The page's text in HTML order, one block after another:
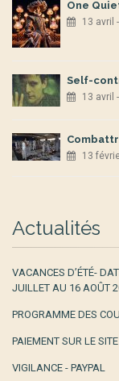
One
13 avril
Self-
13 avril
13
Actualités
VACANCES D’ÉTÉ-
JUILLET AU 16 AOÛT
PROGRAMME DES
PAIEMENT SUR LE
VIGILANCE - PAYPAL